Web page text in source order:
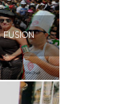
FUSION